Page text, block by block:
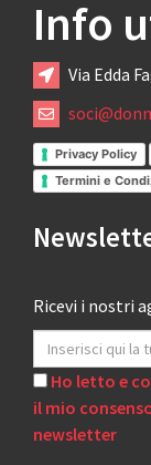
Info
Via Edda
Privacy Policy
Termini e
Ricevi i nostri
Ho letto e
il mio
newsletter